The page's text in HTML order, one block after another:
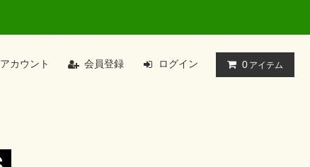
アカウント 会員登録 ログイン 0 アイテム